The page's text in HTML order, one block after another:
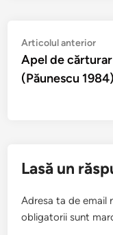
Navigare
în
articole
Articolul anterior
Apel de cărturar
(Păunescu 1984)
Lasă un
Adresa ta de email
obligatorii sunt